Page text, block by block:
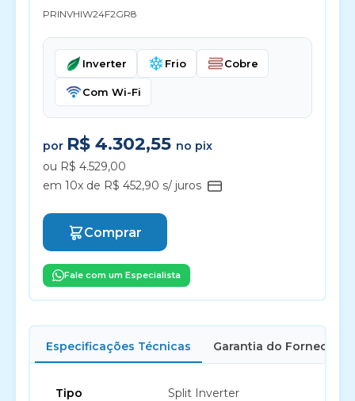
PRINVHIW24F2GR8
Inverter Frio Cobre
Com Wi-Fi
por R$ 4.302,55 no pix
ou R$ 4.529,00
em 10x de R$ 452,90 s/ juros
Comprar
Fale com um Especialista
Especificações Técnicas Garantia do Fornecedor
Tipo Split Inverter